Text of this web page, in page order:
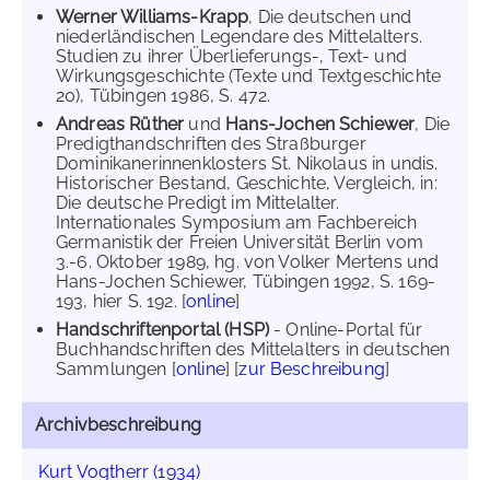
Werner Williams-Krapp, Die deutschen und
niederländischen Legendare des Mittelalters.
Studien zu ihrer Überlieferungs-, Text- und
Wirkungsgeschichte (Texte und Textgeschichte
20), Tübingen 1986, S. 472.
Andreas Rüther und Hans-Jochen Schiewer, Die
Predigthandschriften des Straßburger
Dominikanerinnenklosters St. Nikolaus in undis.
Historischer Bestand, Geschichte, Vergleich, in:
Die deutsche Predigt im Mittelalter.
Internationales Symposium am Fachbereich
Germanistik der Freien Universität Berlin vom
3.-6. Oktober 1989, hg. von Volker Mertens und
Hans-Jochen Schiewer, Tübingen 1992, S. 169-
193, hier S. 192. [online]
Handschriftenportal (HSP)- Online-Portal für
Buchhandschriften des Mittelalters in deutschen
Sammlungen [online] [zur Beschreibung]
Archivbeschreibung
Kurt Vogtherr (1934)